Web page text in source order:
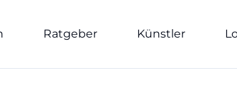
Ratgeber Künstler